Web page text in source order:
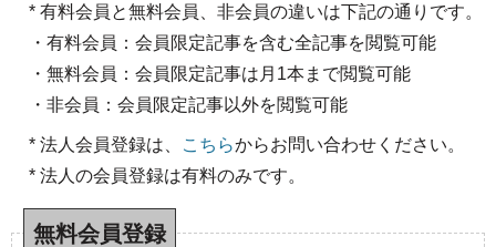
* 有料会員と無料会員、非会員の違いは下記の通りです。
・有料会員：会員限定記事を含む全記事を閲覧可能
・無料会員：会員限定記事は月1本まで閲覧可能
・非会員：会員限定記事以外を閲覧可能
* 法人会員登録は、 こちらからお問い合わせください。
* 法人の会員登録は有料のみです。
無料会員登録